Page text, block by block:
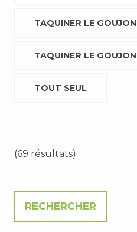
TAQUINER LE GOUJON
TAQUINER LE GOUJON
TOUT SEUL
(69 résultats)